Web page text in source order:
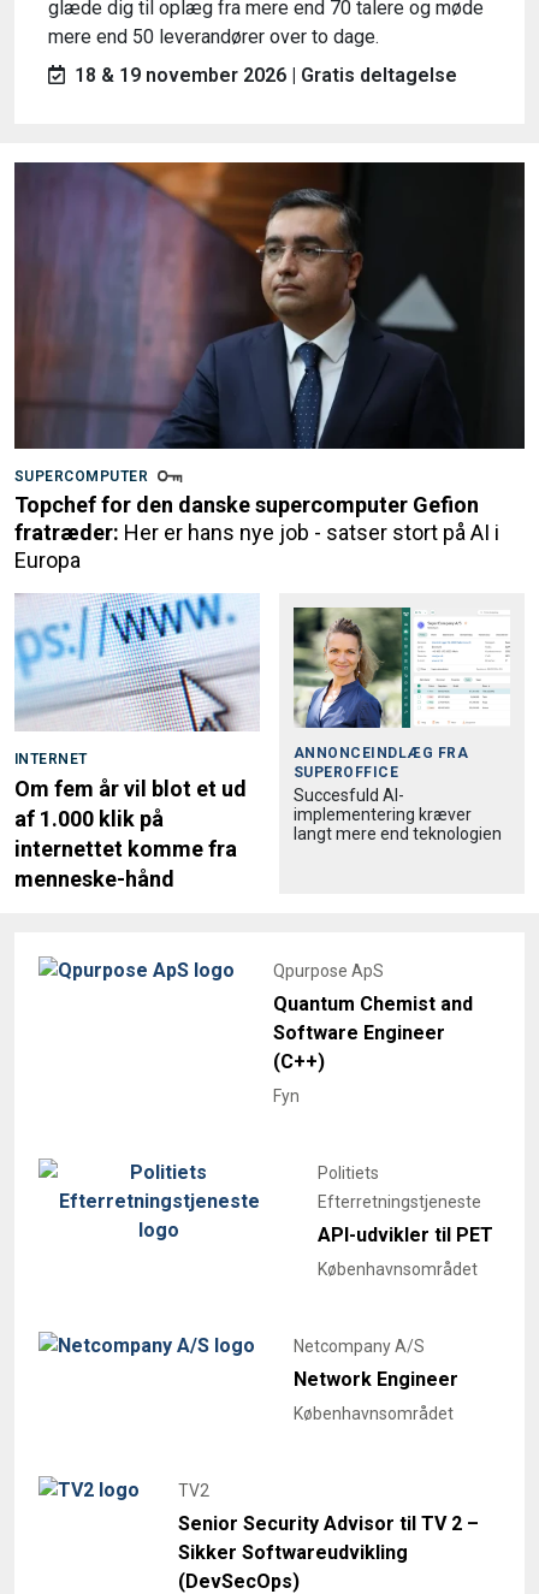
glæde dig til oplæg fra mere end 70 talere og møde
mere end 50 leverandører over to dage.
18 & 19 november 2026 | Gratis deltagelse
SUPERCOMPUTER
Topchef for den danske supercomputer Gefion
fratræder: Her er hans nye job - satser stort på AI i
Europa
INTERNET
Om fem år vil blot et ud
af 1.000 klik på
internettet komme fra
menneske-hånd
ANNONCEINDLÆG FRA
SUPEROFFICE
Succesfuld AI-
implementering kræver
langt mere end teknologien
Qpurpose ApS
Quantum Chemist and
Software Engineer
(C++)
Fyn
Politiets
Efterretningstjeneste
API-udvikler til PET
Københavnsområdet
Netcompany A/S
Network Engineer
Københavnsområdet
TV2
Senior Security Advisor til TV 2 –
Sikker Softwareudvikling
(DevSecOps)